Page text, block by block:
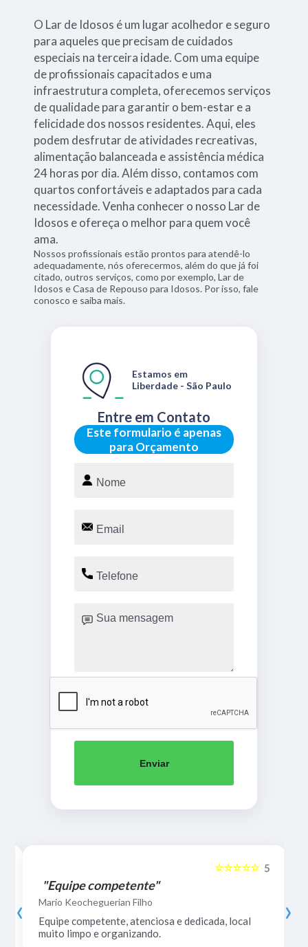
O Lar de Idosos é um lugar acolhedor e seguro
para aqueles que precisam de cuidados
especiais na terceira idade. Com uma equipe
de profissionais capacitados e uma
infraestrutura completa, oferecemos serviços
de qualidade para garantir o bem-estar e a
felicidade dos nossos residentes. Aqui, eles
podem desfrutar de atividades recreativas,
alimentação balanceada e assistência médica
24 horas por dia. Além disso, contamos com
quartos confortáveis e adaptados para cada
necessidade. Venha conhecer o nosso Lar de
Idosos e ofereça o melhor para quem você
ama.
Nossos profissionais estão prontos para atendê-lo
adequadamente, nós oferecermos, além do que já foi
citado, outros serviços, como por exemplo, Lar de
Idosos e Casa de Repouso para Idosos. Por isso, fale
conosco e saiba mais.
Este formulario é apenas
para Orçamento
Entre em Contato
Estamos em
Liberdade - São Paulo
Enviar
5
☆☆☆☆☆
"Equipe competente"
Mario Keocheguerian Filho
Equipe competente, atenciosa e dedicada, local
muito limpo e organizando.
‹ ›